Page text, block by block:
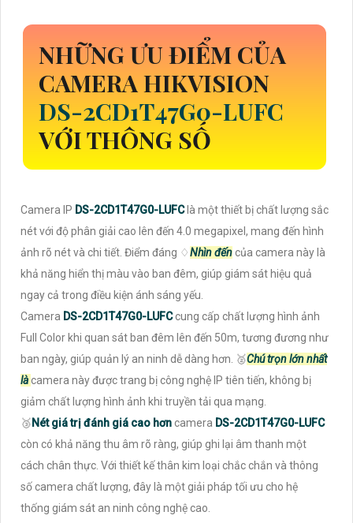
NHỮNG ƯU ĐIỂM CỦA
CAMERA HIKVISION
DS-2CD1T47G0-LUFC
VỚI THÔNG SỐ
Camera IP DS-2CD1T47G0-LUFC là một thiết bị chất lượng sắc
nét với độ phân giải cao lên đến 4.0 megapixel, mang đến hình
ảnh rõ nét và chi tiết. Điểm đáng ♢Nhìn đếncủa camera này là
khả năng hiển thị màu vào ban đêm, giúp giám sát hiệu quả
ngay cả trong điều kiện ánh sáng yếu.
Camera DS-2CD1T47G0-LUFCcung cấp chất lượng hình ảnh
Full Color khi quan sát ban đêm lên đến 50m, tương đương như
ban ngày, giúp quản lý an ninh dễ dàng hơn. ️🥈Chú trọn lớn nhất
làcamera này được trang bị công nghệ IP tiên tiến, không bị
giảm chất lượng hình ảnh khi truyền tải qua mạng.
🥉 Nét giá trị đánh giá cao hơncamera DS-2CD1T47G0-LUFC
còn có khả năng thu âm rõ ràng, giúp ghi lại âm thanh một
cách chân thực. Với thiết kế thân kim loại chắc chắn và thông
số camera chất lượng, đây là một giải pháp tối ưu cho hệ
thống giám sát an ninh công nghệ cao.